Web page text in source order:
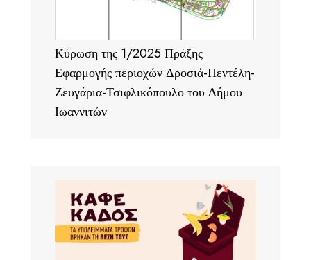
Κύρωση της 1/2025 Πράξης
Εφαρμογής περιοχών Δροσιά-Πεντέλη-
Ζευγάρια-Τσιφλικόπουλο του Δήμου
Ιωαννιτών